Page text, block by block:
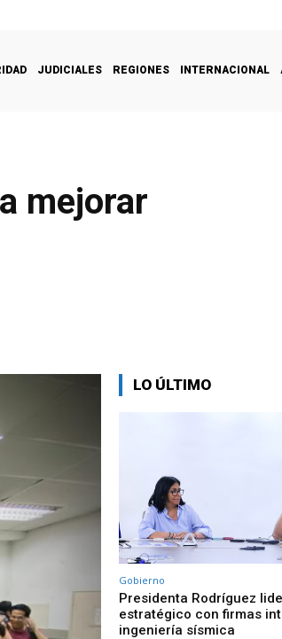
JUDICIALES REGIONES INTERNACIONAL
mejorar
LO ÚLTIMO
Gobierno
Presidenta Rodríguez
estratégico con firmas
ingeniería sísmica